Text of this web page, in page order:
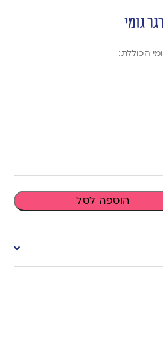
גומי
הכוללת:
הוספה לסל